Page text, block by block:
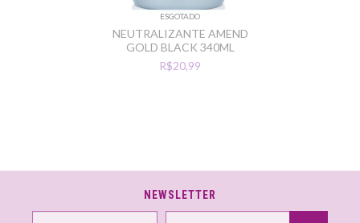
ESGOTADO
NEUTRALIZANTE AMEND
GOLD BLACK 340ML
R$20,99
NEWSLETTER